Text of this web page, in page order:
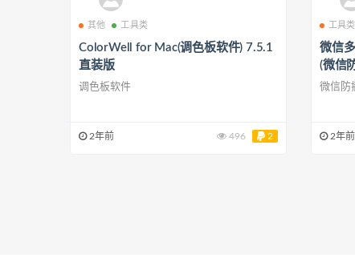
其他 工具类
ColorWell for Mac(调色板软件) 7.5.1
直装版
调色板软件
2年前 496 2
工具类
微信
(微信
微信防
2年前